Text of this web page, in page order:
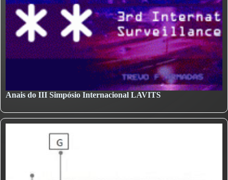
Anais do III Simpósio Internacional LAVITS